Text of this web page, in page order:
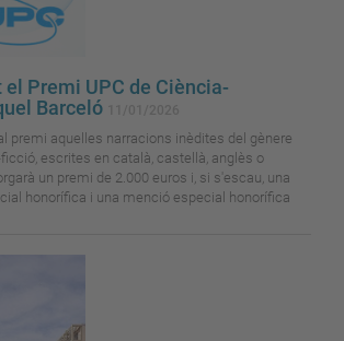
el Premi UPC de Ciència-
Barceló
premi aquelles narracions inèdites del gènere
escrites en català, castellà, anglès o
un premi de 2.000 euros i, si s'escau, una
honorífica i una menció especial honorífica